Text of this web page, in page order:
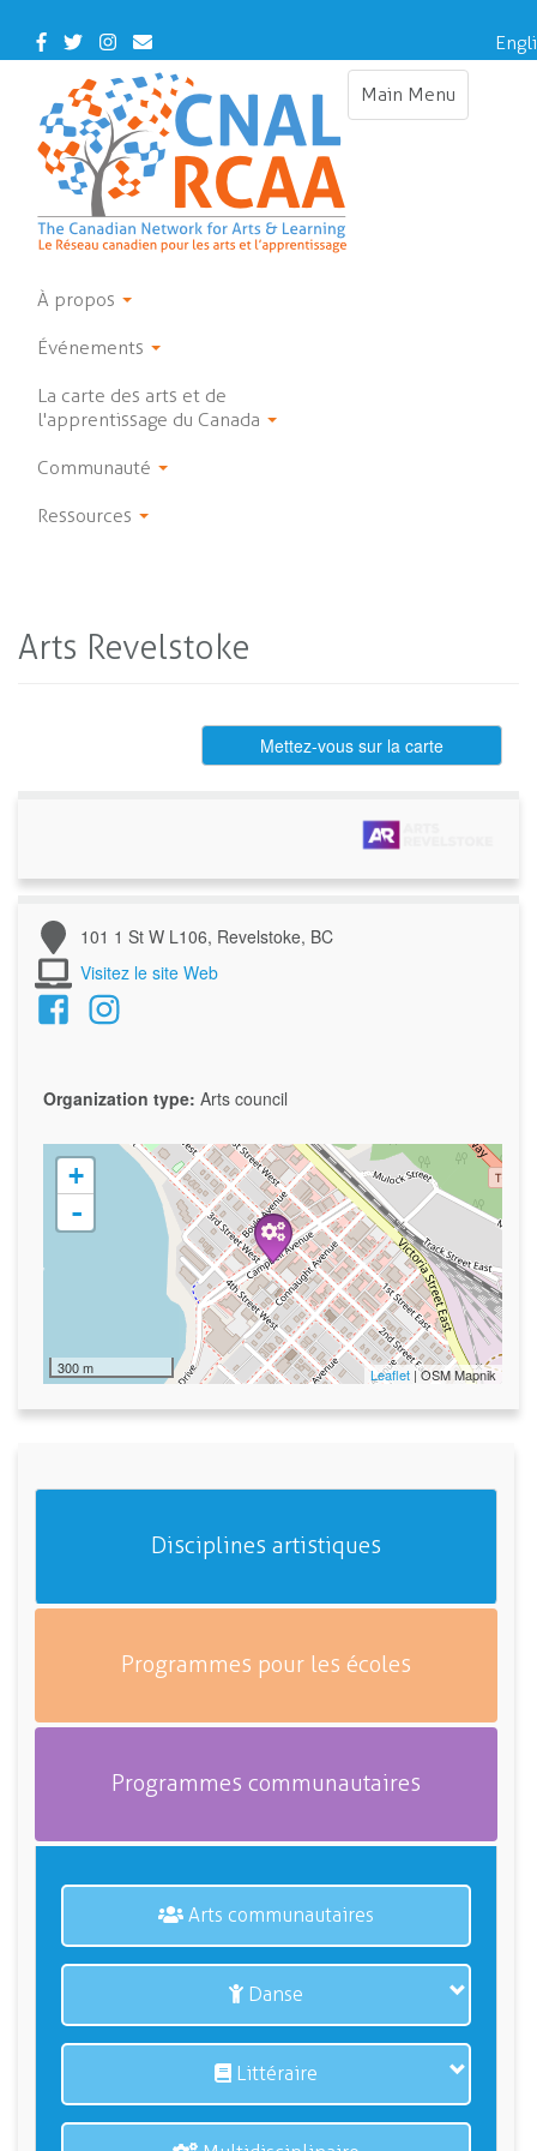
main
Facebook
TwitterInstagram
Contact
Us
Main Menu
Toggle
À propos
Événements
La carte des arts et de
l'apprentissage du Canada
Communauté
Ressources
Arts Revelstoke
Mettez-vous sur la carte
101 1 St W L106, Revelstoke, BC
Visitez le site Web
Organization type: Arts council
+
-
300 m Leaflet | OSM Mapnik
Disciplines artistiques
Programmes pour les écoles
Programmes communautaires
Arts communautaires
Danse
Littéraire